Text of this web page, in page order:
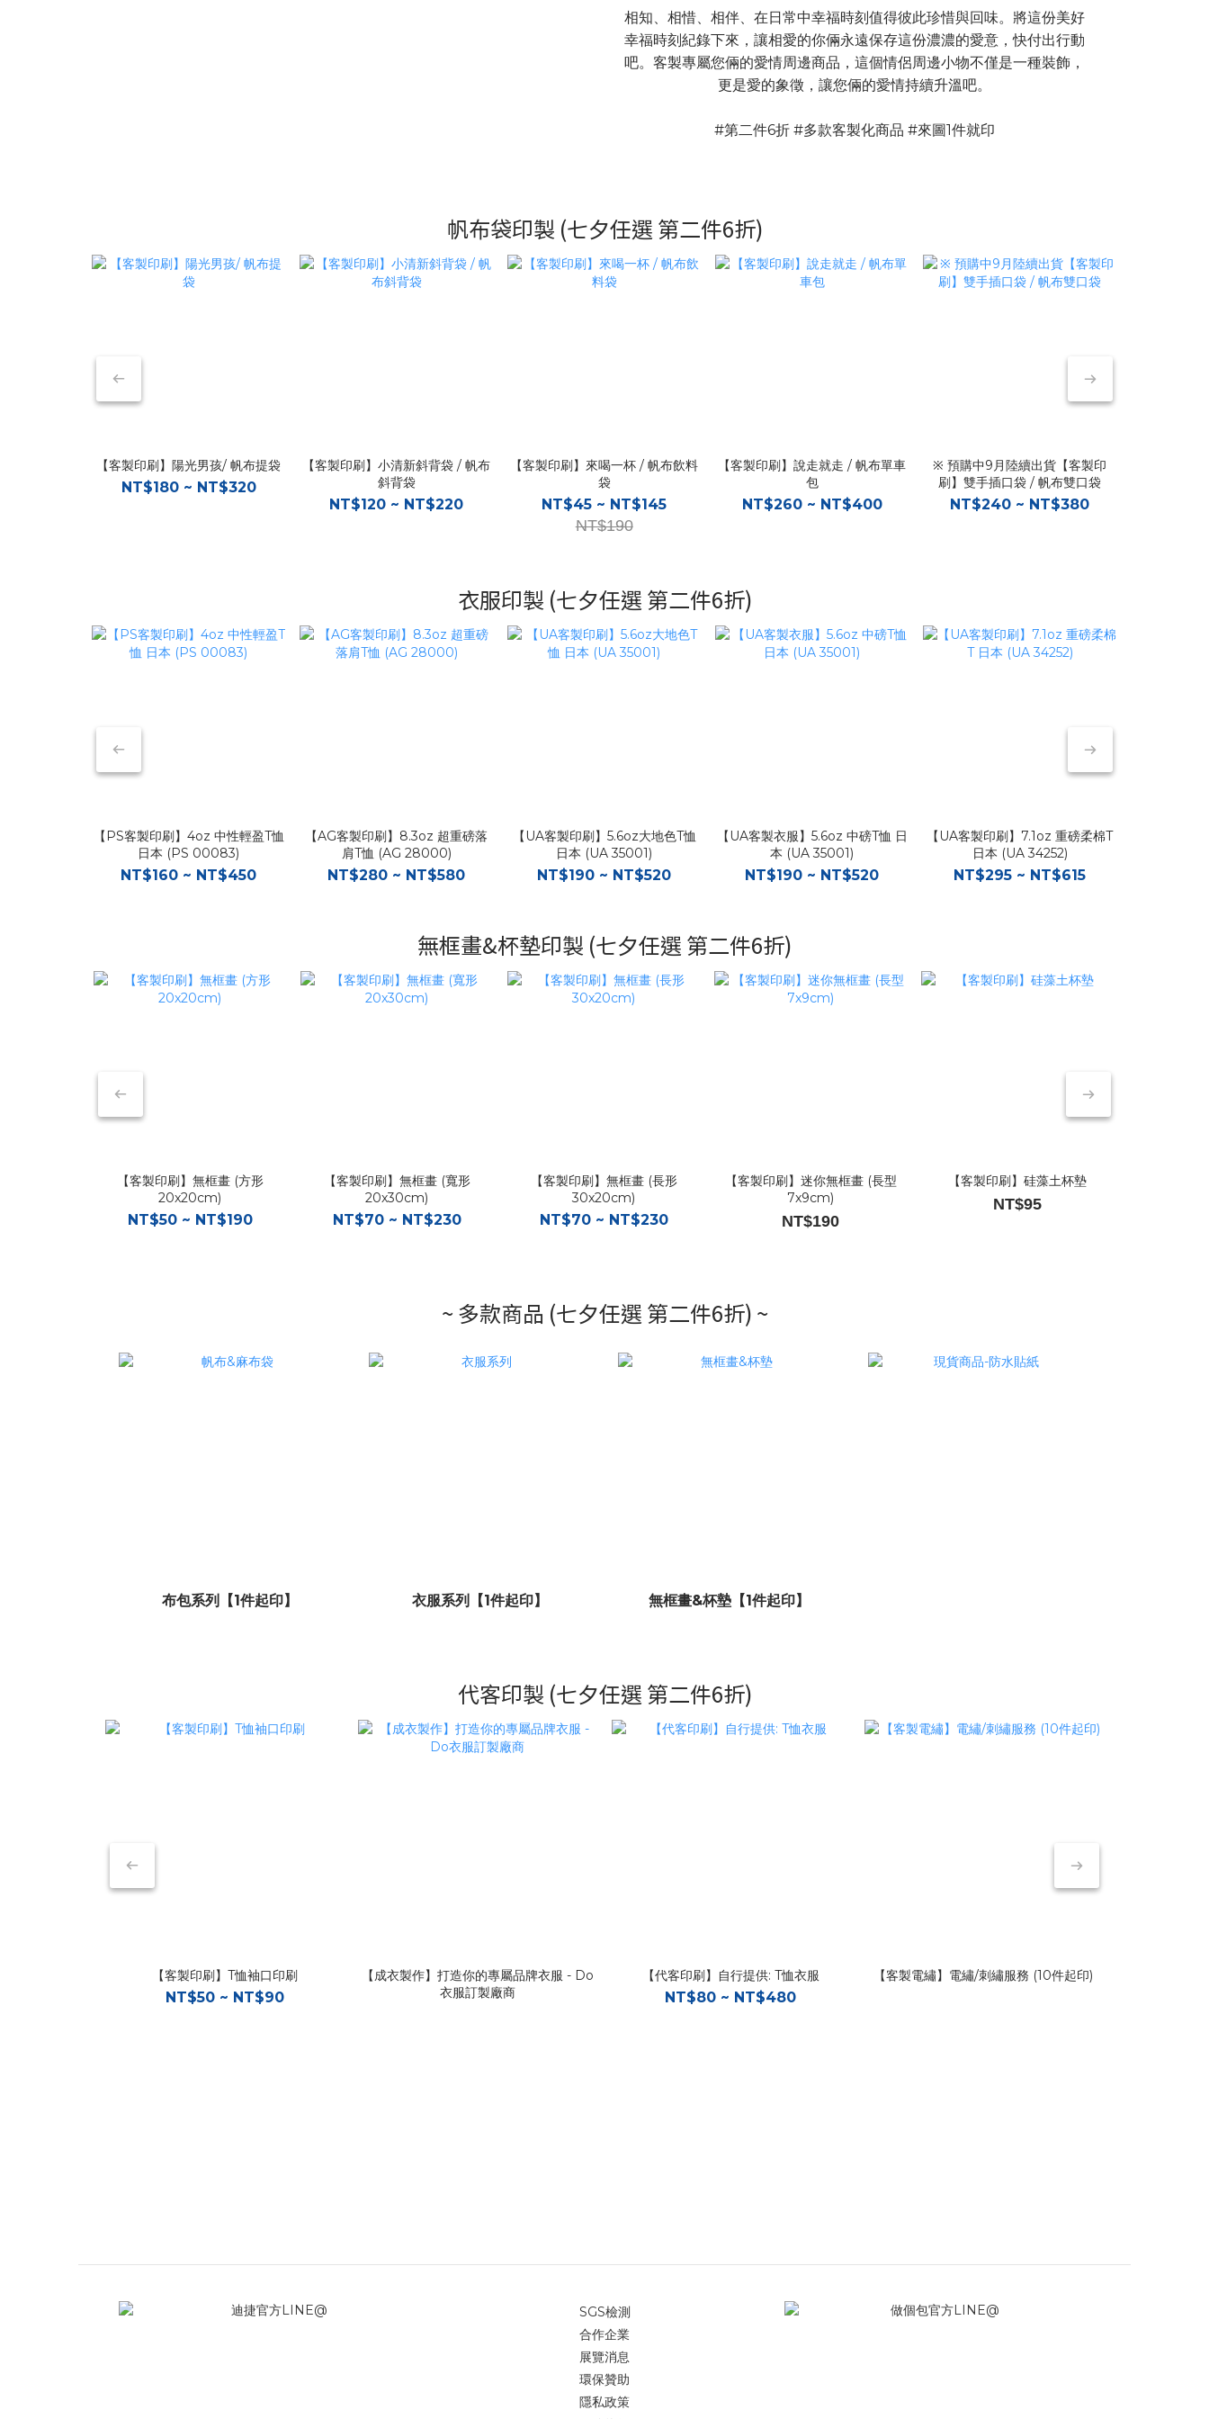
相知、相惜、相伴、在日常中幸福時刻值得彼此珍惜與回味。將這份美好
幸福時刻紀錄下來，讓相愛的你倆永遠保存這份濃濃的愛意，快付出行動
吧。客製專屬您倆的愛情周邊商品，這個情侶周邊小物不僅是一種裝飾，
更是愛的象徵，讓您倆的愛情持續升溫吧。
#第二件6折 #多款客製化商品 #來圖1件就印
帆布袋印製 (七夕任選 第二件6折)
【客製印刷】陽光男孩/ 帆布提袋
NT$180 ~ NT$320
【客製印刷】小清新斜背袋 / 帆布
斜背袋
NT$120 ~ NT$220
【客製印刷】來喝一杯 / 帆布飲料
袋
NT$45 ~ NT$145
NT$190
【客製印刷】說走就走 / 帆布單車
包
NT$260 ~ NT$400
※ 預購中9月陸續出貨【客製印
刷】雙手插口袋 / 帆布雙口袋
NT$240 ~ NT$380
衣服印製 (七夕任選 第二件6折)
【PS客製印刷】4oz 中性輕盈T恤
日本 (PS 00083)
NT$160 ~ NT$450
【AG客製印刷】8.3oz 超重磅落
肩T恤 (AG 28000)
NT$280 ~ NT$580
【UA客製印刷】5.6oz大地色T恤
日本 (UA 35001)
NT$190 ~ NT$520
【UA客製衣服】5.6oz 中磅T恤 日
本 (UA 35001)
NT$190 ~ NT$520
【UA客製印刷】7.1oz 重磅柔棉T
日本 (UA 34252)
NT$295 ~ NT$615
無框畫&杯墊印製 (七夕任選 第二件6折)
【客製印刷】無框畫 (方形
20x20cm)
NT$50 ~ NT$190
【客製印刷】無框畫 (寬形
20x30cm)
NT$70 ~ NT$230
【客製印刷】無框畫 (長形
30x20cm)
NT$70 ~ NT$230
【客製印刷】迷你無框畫 (長型
7x9cm)
NT$190
【客製印刷】硅藻土杯墊
NT$95
~ 多款商品 (七夕任選 第二件6折) ~
布包系列【1件起印】 衣服系列【1件起印】 無框畫&杯墊【1件起印】
代客印製 (七夕任選 第二件6折)
【客製印刷】T恤袖口印刷
NT$50 ~ NT$90
【成衣製作】打造你的專屬品牌衣服 - Do
衣服訂製廠商
【代客印刷】自行提供: T恤衣服
NT$80 ~ NT$480
【客製電繡】電繡/刺繡服務 (10件起印)
SGS檢測
合作企業
展覽消息
環保贊助
隱私政策